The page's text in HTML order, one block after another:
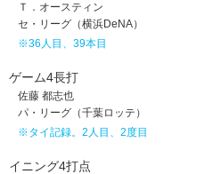
Ｔ．オースティン
セ・リーグ（横浜DeNA）
※36人目、39本目
ゲーム4長打
佐藤 都志也
パ・リーグ（千葉ロッテ）
※タイ記録。2人目、2度目
イニング4打点